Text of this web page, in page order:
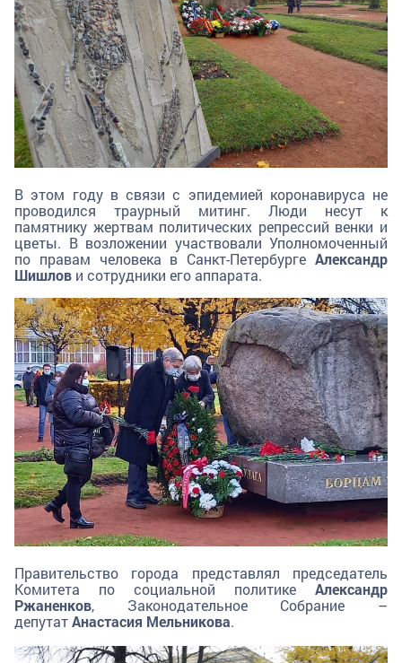
В этом году в связи с эпидемией коронавируса не
проводился траурный митинг. Люди несут к
памятнику жертвам политических репрессий венки и
цветы. В возложении участвовали Уполномоченный
по правам человека в Санкт-Петербурге Александр
Шишлов и сотрудники его аппарата.
Правительство города представлял председатель
Комитета по социальной политике Александр
Ржаненков, Законодательное Собрание –
депутатАнастасия Мельникова.